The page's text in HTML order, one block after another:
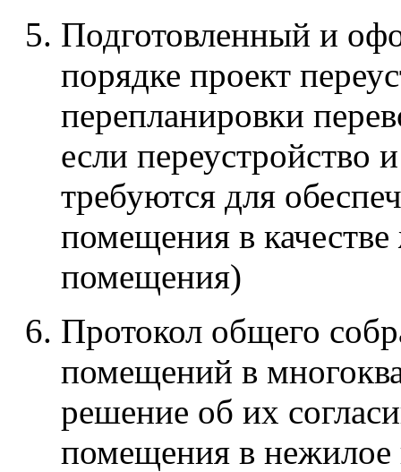
Подготовленный и
порядке проект
перепланировки
если переустройство
требуются для
помещения в
помещения)
Протокол общего
помещений в
решение об их
помещения в